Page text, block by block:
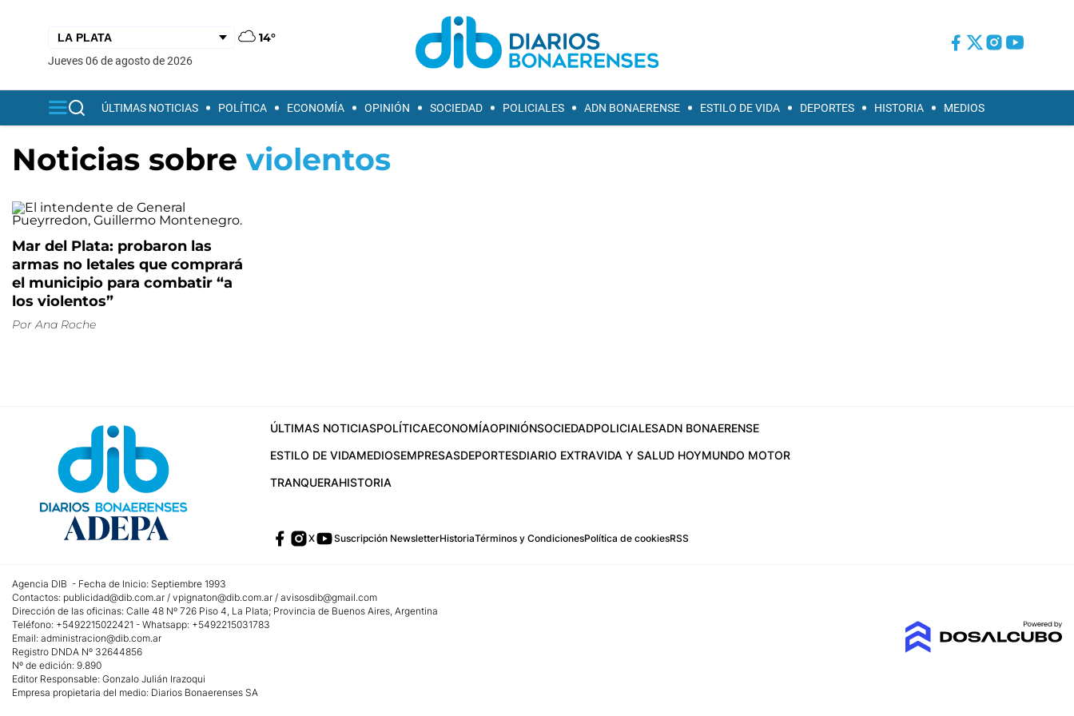
14°
jueves 06 de agosto de 2026
ÚLTIMAS NOTICIAS POLÍTICA ECONOMÍA OPINIÓN SOCIEDAD POLICIALES ADN BONAERENSE ESTILO DE VIDA DEPORTES HISTORIA MEDIOS
Noticias sobre violentos
Mar del Plata: probaron las
armas no letales que comprará
el municipio para combatir “a
los violentos”
Por Ana Roche
ÚLTIMAS NOTICIASPOLÍTICAECONOMÍAOPINIÓNSOCIEDADPOLICIALESADN BONAERENSE
ESTILO DE VIDAMEDIOSEMPRESASDEPORTESDIARIO EXTRAVIDA Y SALUD HOYMUNDO MOTOR
TRANQUERAHISTORIA
X Suscripción NewsletterHistoriaTérminos y CondicionesPolítica de cookiesRSS
Agencia DIB - Fecha de Inicio: Septiembre 1993
Contactos: publicidad@dib.com.ar / vpignaton@dib.com.ar / avisosdib@gmail.com
Dirección de las oficinas: Calle 48 Nº 726 Piso 4, La Plata; Provincia de Buenos Aires, Argentina
Teléfono: +5492215022421 - Whatsapp: +5492215031783
Email: administracion@dib.com.ar
Registro DNDA Nº 32644856
Nº de edición: 9.890
Editor Responsable: Gonzalo Julián Irazoqui
Empresa propietaria del medio: Diarios Bonaerenses SA